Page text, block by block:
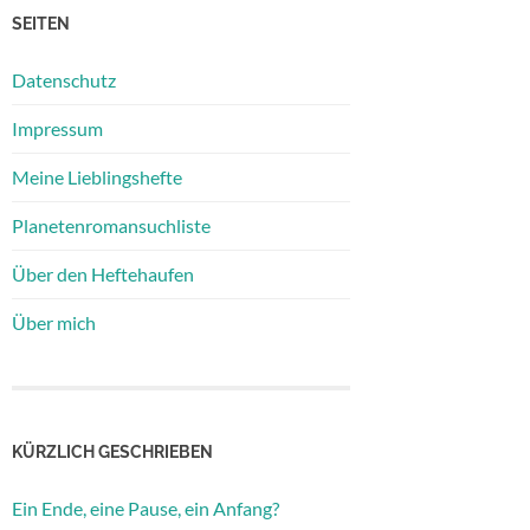
SEITEN
Datenschutz
Impressum
Meine Lieblingshefte
Planetenromansuchliste
Über den Heftehaufen
Über mich
KÜRZLICH GESCHRIEBEN
Ein Ende, eine Pause, ein Anfang?